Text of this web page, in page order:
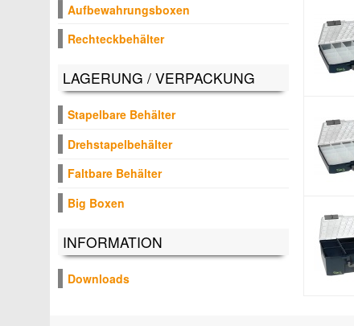
Aufbewahrungsboxen
Rechteckbehälter
LAGERUNG / VERPACKUNG
Stapelbare Behälter
Drehstapelbehälter
Faltbare Behälter
Big Boxen
INFORMATION
Downloads